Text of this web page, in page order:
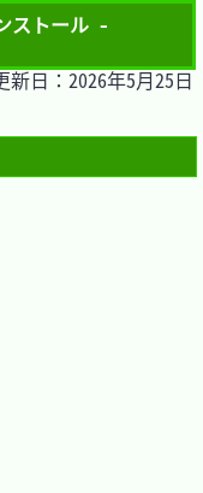
ストール -
新日：2026年5月25日